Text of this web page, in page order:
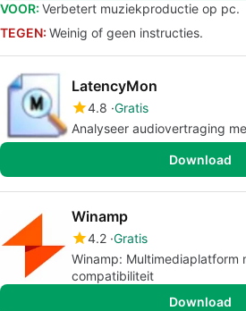
VOOR: Verbetert muziekproductie op pc.
TEGEN: Weinig of geen instructies.
LatencyMon
4.8 Gratis
Analyseer audiovertraging
Download
Winamp
4.2 Gratis
Winamp: Multimediaplatform
compatibiliteit
Download